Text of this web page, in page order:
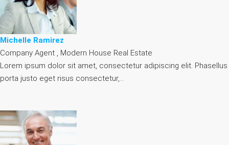
Michelle Ramirez
Company Agent , Modern House Real Estate
Lorem ipsum dolor sit amet, consectetur adipiscing elit. Phasellus
porta justo eget risus consectetur,…